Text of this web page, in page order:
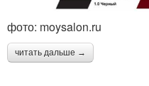
фото: moysalon.ru
читать дальше →